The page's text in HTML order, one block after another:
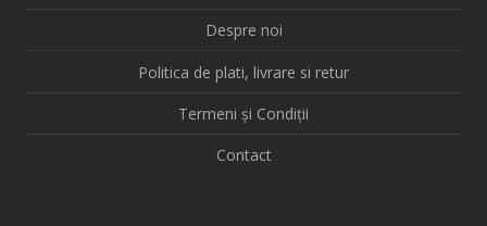
Despre noi
Politica de plati, livrare si retur
Termeni și Condiții
Contact